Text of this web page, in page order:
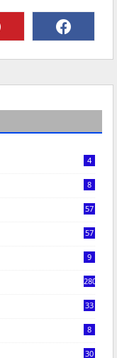
4
8
57
57
9
280
33
8
30